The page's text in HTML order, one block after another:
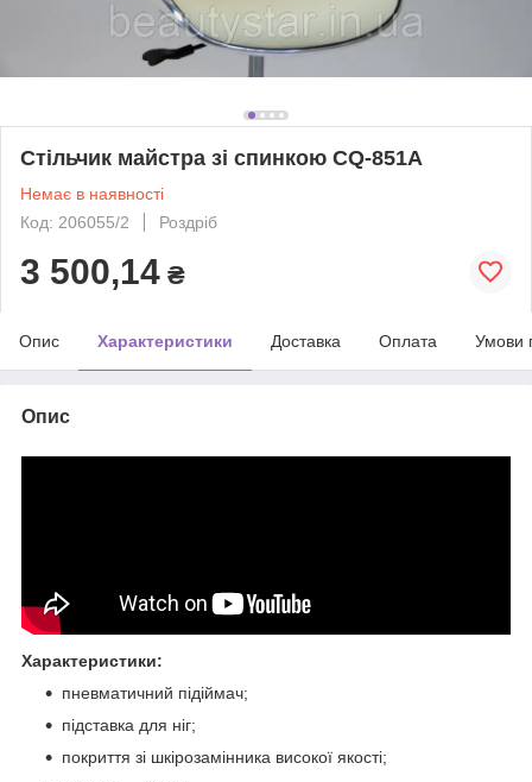
Стільчик майстра зі спинкою CQ-851A
Немає в наявності
Код: 206055/2
Роздріб
3 500,14 ₴
Опис Характеристики Доставка Оплата Умови
Опис
Характеристики:
пневматичний підіймач;
підставка для ніг;
покриття зі шкірозамінника високої якості;